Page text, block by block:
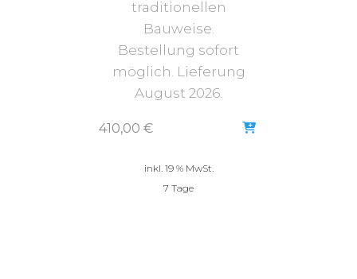
traditionellen
Bauweise.
Bestellung sofort
möglich. Lieferung
August 2026.
410,00 €
inkl. 19 % MwSt.
7 Tage